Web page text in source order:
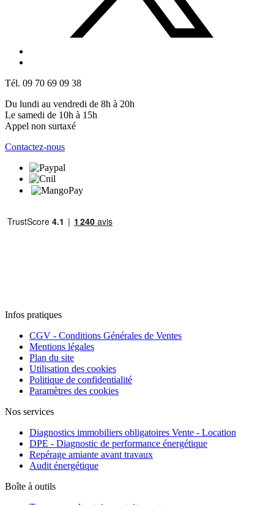
Tél. 09 70 69 09 38
Du lundi au vendredi de 8h à 20h
Le samedi de 10h à 15h
Appel non surtaxé
Contactez-nous
Infos pratiques
CGV - Conditions Générales de Ventes
Mentions légales
Plan du site
Utilisation des cookies
Politique de confidentialité
Paramètres des cookies
Nos services
Diagnostics immobiliers obligatoires Vente - Location
DPE - Diagnostic de performance énergétique
Repérage amiante avant travaux
Audit énergétique
Boîte à outils